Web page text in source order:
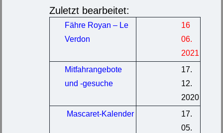
Zuletzt bearbeitet:
Fähre Royan – Le
Verdon
16
06.
2021
Mitfahrangebote
und -gesuche
17.
12.
2020
Mascaret-Kalender
17.
05.